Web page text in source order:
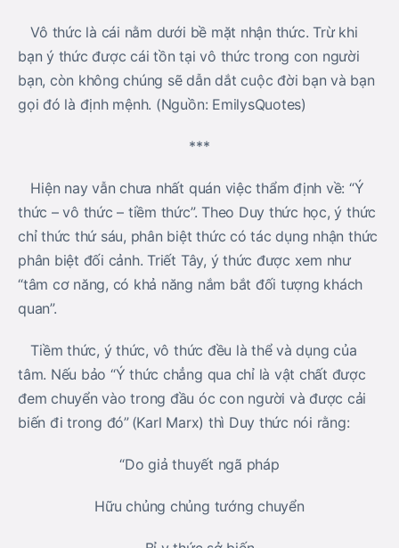
Vô thức là cái nằm dưới bề mặt nhận thức. Trừ khi
bạn ý thức được cái tồn tại vô thức trong con người
bạn, còn không chúng sẽ dẫn dắt cuộc đời bạn và bạn
gọi đó là định mệnh. (Nguồn: EmilysQuotes)
***
Hiện nay vẫn chưa nhất quán việc thẩm định về: “Ý
thức – vô thức – tiềm thức”. Theo Duy thức học, ý thức
chỉ thức thứ sáu, phân biệt thức có tác dụng nhận thức
phân biệt đối cảnh. Triết Tây, ý thức được xem như
“tâm cơ năng, có khả năng nắm bắt đối tượng khách
quan”.
Tiềm thức, ý thức, vô thức đều là thể và dụng của
tâm. Nếu bảo “Ý thức chẳng qua chỉ là vật chất được
đem chuyển vào trong đầu óc con người và được cải
biến đi trong đó” (Karl Marx) thì Duy thức nói rằng:
“Do giả thuyết ngã pháp
Hữu chủng chủng tướng chuyển